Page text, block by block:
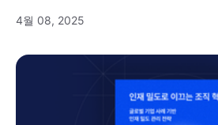
4월 08, 2025